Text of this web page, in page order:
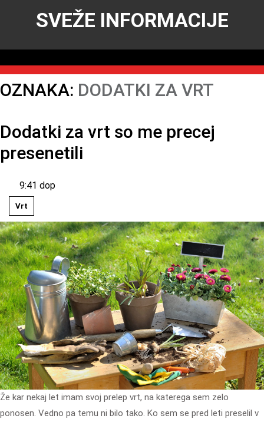
SVEŽE INFORMACIJE
OZNAKA: DODATKI ZA VRT
Dodatki za vrt so me precej
presenetili
9:41 dop
Vrt
Že kar nekaj let imam svoj prelep vrt, na katerega sem zelo
ponosen. Vedno pa temu ni bilo tako. Ko sem se pred leti preselil v